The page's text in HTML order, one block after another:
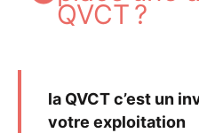
QVCT ?
la QVCT c’est un
votre exploitation